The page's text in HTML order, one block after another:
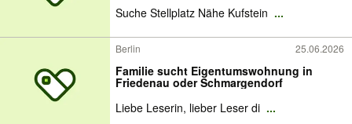
Suche Stellplatz Nähe Kufstein ...
Berlin 25.06.2026
Familie sucht Eigentumswohnung in
Friedenau oder Schmargendorf
Liebe Leserin, lieber Leser di ...